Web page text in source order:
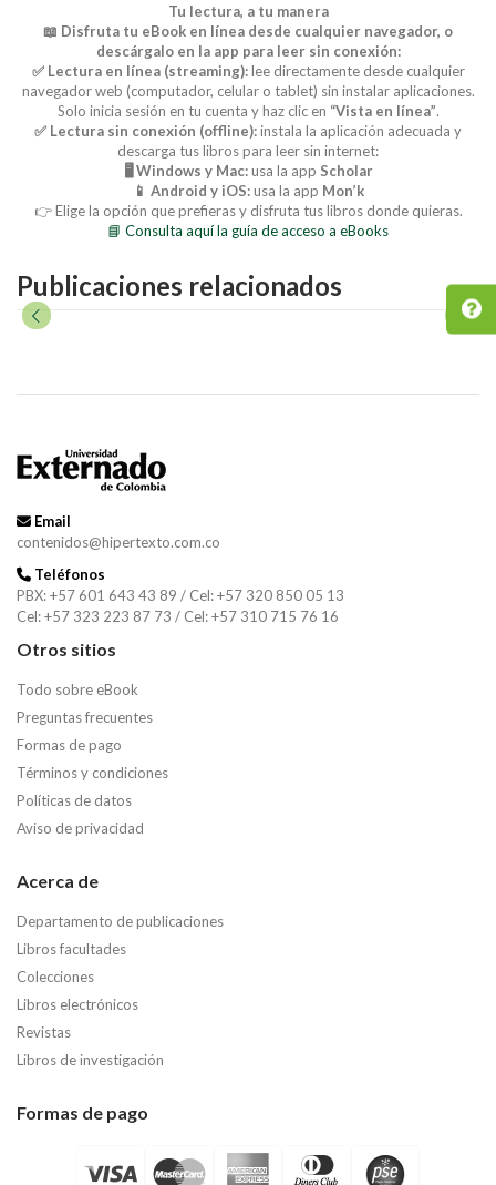
Tu lectura, a tu manera
📖 Disfruta tu eBook en línea desde cualquier navegador, o
descárgalo en la app para leer sin conexión:
✅ Lectura en línea (streaming):lee directamente desde cualquier
navegador web (computador, celular o tablet) sin instalar aplicaciones.
Solo inicia sesión en tu cuenta y haz clic en “Vista en línea”.
✅ Lectura sin conexión (offline):instala la aplicación adecuada y
descarga tus libros para leer sin internet:
🖥️ Windows y Mac:usa la app Scholar
📱 Android y iOS:usa la app Mon’k
👉 Elige la opción que prefieras y disfruta tus libros donde quieras.
📘 Consulta aquí la guía de acceso a eBooks
Publicaciones relacionados
Email
contenidos@hipertexto.com.co
Teléfonos
PBX: +57 601 643 43 89 / Cel: +57 320 850 05 13
Cel: +57 323 223 87 73 / Cel: +57 310 715 76 16
Otros sitios
Todo sobre eBook
Preguntas frecuentes
Formas de pago
Términos y condiciones
Políticas de datos
Aviso de privacidad
Acerca de
Departamento de publicaciones
Libros facultades
Colecciones
Libros electrónicos
Revistas
Libros de investigación
Formas de pago